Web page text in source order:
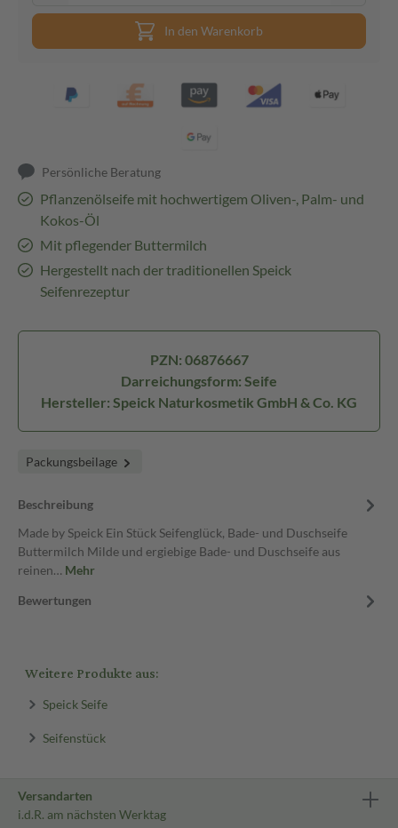
In den Warenkorb
Persönliche Beratung
Pflanzenölseife mit hochwertigem Oliven-, Palm- und
Kokos-Öl
Mit pflegender Buttermilch
Hergestellt nach der traditionellen Speick
Seifenrezeptur
PZN: 06876667
Darreichungsform: Seife
Hersteller: Speick Naturkosmetik GmbH & Co. KG
Packungsbeilage
Beschreibung
Made by Speick Ein Stück Seifenglück, Bade- und Duschseife
Buttermilch Milde und ergiebige Bade- und Duschseife aus
reinen… Mehr
Bewertungen
Weitere Produkte aus:
Speick Seife
Seifenstück
Versandarten
i.d.R. am nächsten Werktag